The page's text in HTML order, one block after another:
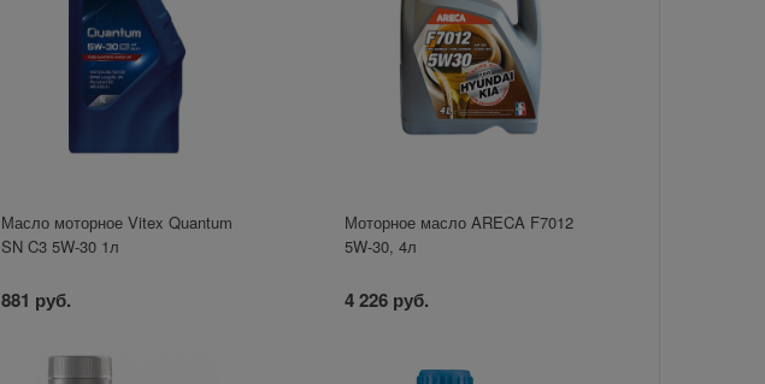
Масло моторное Vitex Quantum
SN C3 5W-30 1л
881 руб.
Моторное масло ARECA F7012
5W-30, 4л
4 226 руб.